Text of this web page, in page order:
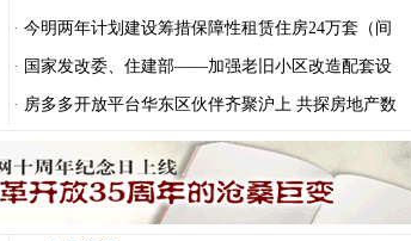
· 今明两年计划建设筹措保障性租赁住房24万套（间
· 国家发改委、住建部——加强老旧小区改造配套设
· 房多多开放平台华东区伙伴齐聚沪上 共探房地产数